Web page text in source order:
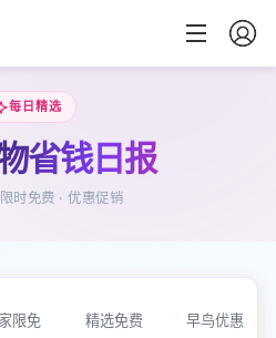
每日精选
省钱日报
时免费 · 优惠促销
限免 精选免费 早鸟优惠